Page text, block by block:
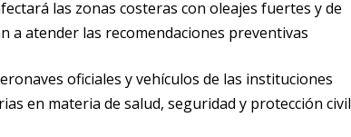
las zonas costeras con oleajes fuertes y de
a atender las recomendaciones preventivas
oficiales y vehículos de las instituciones
en materia de salud, seguridad y protección civil